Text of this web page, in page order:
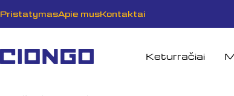
prie
PristatymasApie musKontaktai
Keturračiai